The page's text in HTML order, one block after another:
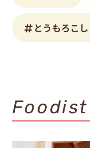
とうもろこし
Foodist